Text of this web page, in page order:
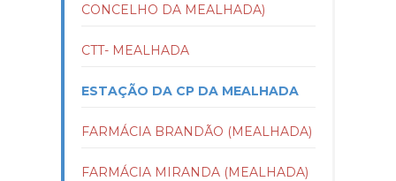
CONCELHO DA MEALHADA)
CTT- MEALHADA
ESTAÇÃO DA CP DA MEALHADA
FARMÁCIA BRANDÃO (MEALHADA)
FARMÁCIA MIRANDA (MEALHADA)